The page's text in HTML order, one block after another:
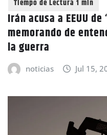
Irán acusa a EEUU
memorando de
la guerra
noticias Jul 15,